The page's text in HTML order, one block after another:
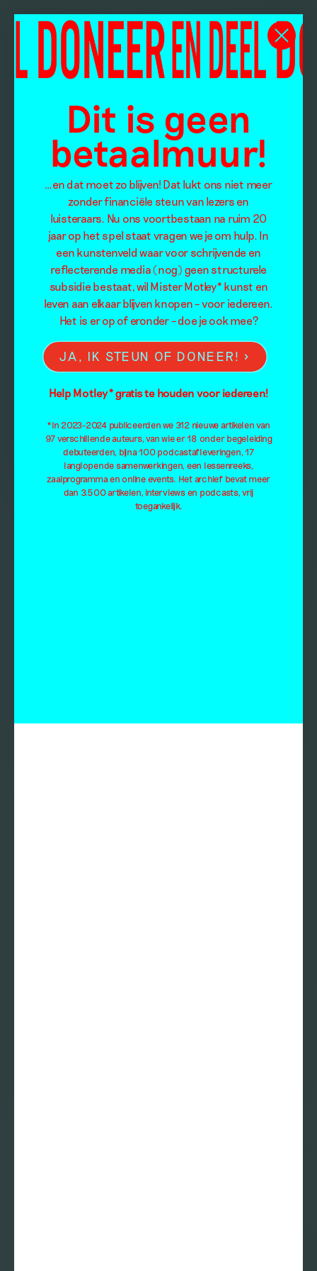
Dit is geen
betaalmuur!
…en dat moet zo blijven! Dat lukt ons niet meer
zonder financiële steun van lezers en
luisteraars. Nu ons voortbestaan na ruim 20
jaar op het spel staat vragen we je om hulp. In
een kunstenveld waar voor schrijvende en
reflecterende media (nog) geen structurele
subsidie bestaat, wil Mister Motley* kunst en
leven aan elkaar blijven knopen – voor iedereen.
Het is er op of eronder – doe je ook mee?
JA, IK STEUN OF DONEER!
Help Motley* gratis te houden voor iedereen!
*In 2023-2024 publiceerden we 312 nieuwe artikelen van
97 verschillende auteurs, van wie er 18 onder begeleiding
debuteerden, bijna 100 podcastafleveringen, 17
langlopende samenwerkingen, een lessenreeks,
zaalprogramma en online events. Het archief bevat meer
dan 3.500 artikelen, interviews en podcasts, vrij
toegankelijk.